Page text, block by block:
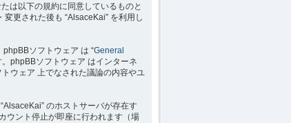
は以下の規約に同意しているものと
更された後も “AlsaceKai” を利用し
phpBBソフトウェア は “General
phpBBソフトウェア はインターネ
ウェア 上でなされた議論の内容やユ
のホストサーバが存在す
ウント停止が即座に行われます（場